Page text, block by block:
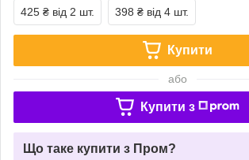
425 ₴ від 2 шт. 398 ₴ від 4 шт.
Купити
або
Купити з
Що таке купити з Пром?